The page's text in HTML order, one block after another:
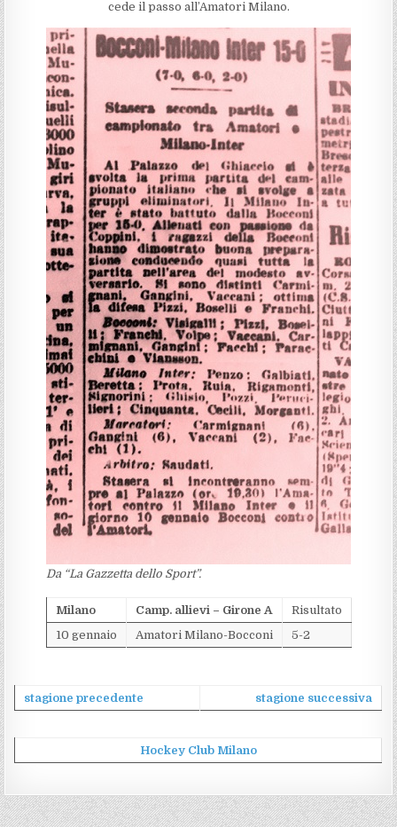
cede il passo all’Amatori Milano.
Da “La Gazzetta dello Sport”.
Milano Camp. allievi – Girone A
Risultato
10 gennaio
Amatori Milano-Bocconi 5-2
stagione precedente stagione successiva
Hockey Club Milano